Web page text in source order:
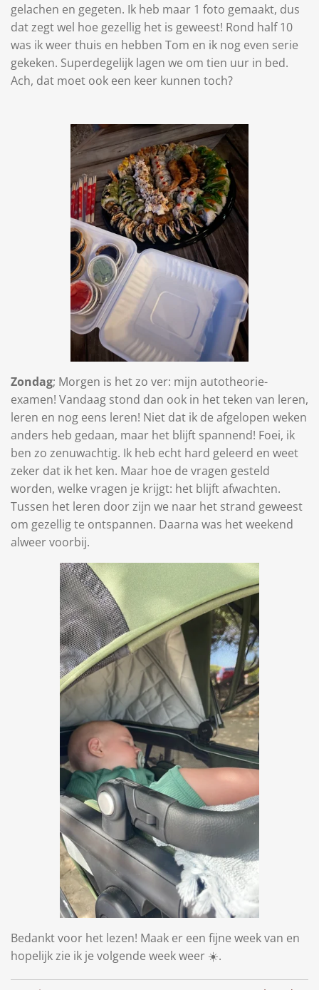
gelachen en gegeten. Ik heb maar 1 foto gemaakt, dus
dat zegt wel hoe gezellig het is geweest! Rond half 10
was ik weer thuis en hebben Tom en ik nog even serie
gekeken. Superdegelijk lagen we om tien uur in bed.
Ach, dat moet ook een keer kunnen toch?
Zondag; Morgen is het zo ver: mijn autotheorie-
examen! Vandaag stond dan ook in het teken van leren,
leren en nog eens leren! Niet dat ik de afgelopen weken
anders heb gedaan, maar het blijft spannend! Foei, ik
ben zo zenuwachtig. Ik heb echt hard geleerd en weet
zeker dat ik het ken. Maar hoe de vragen gesteld
worden, welke vragen je krijgt: het blijft afwachten.
Tussen het leren door zijn we naar het strand geweest
om gezellig te ontspannen. Daarna was het weekend
alweer voorbij.
Bedankt voor het lezen! Maak er een fijne week van en
hopelijk zie ik je volgende week weer ☀️.